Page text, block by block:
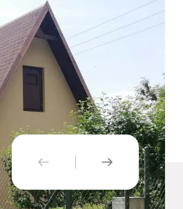
PŘEDCHOZÍ